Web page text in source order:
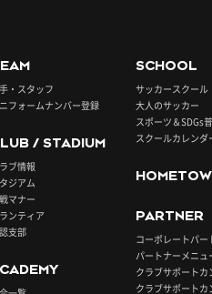
・スタッフ
フォームナンバー登録
/ STADIUM
ブ情報
ジアム
マナー
ンティア
支部
SCHOOL
サッカースクール
大人のサッカー
スポーツ＆SDGs
スクールカレンダ
PARTNER
コーポレートパー
パートナーメニュ
クラブサポートカ
クラブサポートカ